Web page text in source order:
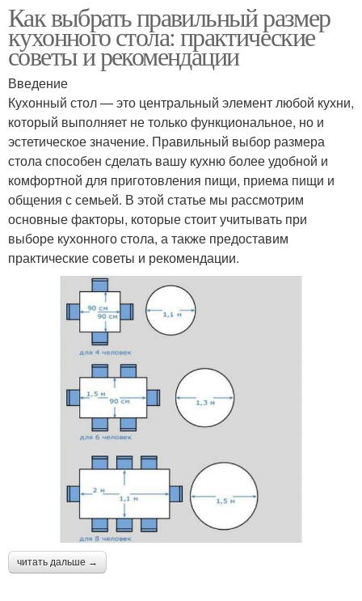
Как выбрать правильный размер
кухонного стола: практические
советы и рекомендации
Введение
Кухонный стол — это центральный элемент любой кухни,
который выполняет не только функциональное, но и
эстетическое значение. Правильный выбор размера
стола способен сделать вашу кухню более удобной и
комфортной для приготовления пищи, приема пищи и
общения с семьей. В этой статье мы рассмотрим
основные факторы, которые стоит учитывать при
выборе кухонного стола, а также предоставим
практические советы и рекомендации.
читать дальше →